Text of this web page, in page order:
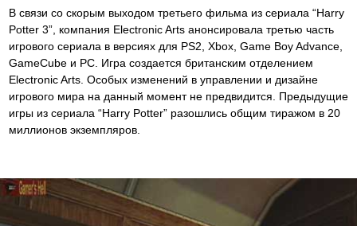
В связи со скорым выходом третьего фильма из сериала “Harry
Potter 3”, компания Electronic Arts анонсировала третью часть
игрового сериала в версиях для PS2, Xbox, Game Boy Advance,
GameCube и PC. Игра создается британским отделением
Electronic Arts. Особых изменений в управлении и дизайне
игрового мира на данный момент не предвидится. Предыдущие
игры из сериала “Harry Potter” разошлись общим тиражом в 20
миллионов экземпляров.